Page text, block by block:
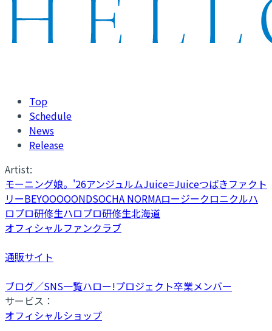
Top
Schedule
News
Release
Artist:
モーニング娘。'26アンジュルムJuice=Juiceつばきファクト
リーBEYOOOOONDSOCHA NORMAロージークロニクルハ
ロプロ研修生ハロプロ研修生北海道
オフィシャルファンクラブ
通販サイト
ブログ／SNS一覧ハロー!プロジェクト卒業メンバー
サービス：
オフィシャルショップ